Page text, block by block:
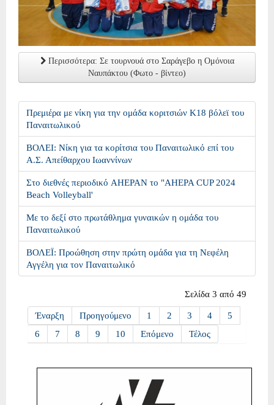
Περισσότερα: Σε τουρνουά στο Σαράγεβο η Ομόνοια
Ναυπάκτου (Φωτο - βίντεο)
Πρεμιέρα με νίκη για την ομάδα κοριτσιών Κ18 βόλεϊ του
Παναιτωλικού
ΒΟΛΕΙ: Νίκη για τα κορίτσια του Παναιτωλικό επί του
Α.Σ. Απείθαρχου Ιωαννίνων
Στο διεθνές περιοδικό AHEPAN το "AHEPA CUP 2024
Beach Volleyball'
Με το δεξί στο πρωτάθλημα γυναικών η ομάδα του
Παναιτωλικού
ΒΟΛΕΪ: Προώθηση στην πρώτη ομάδα για τη Νεφέλη
Αγγέλη για τον Παναιτωλικό
Σελίδα 3 από 49
Έναρξη Προηγούμενο 1 2 3 4
5
6
7 8 9 10 Επόμενο Τέλος